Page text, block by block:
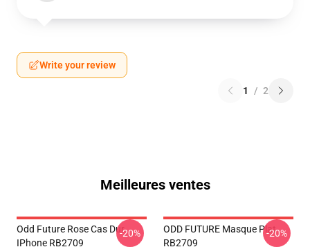
Write your review
1 / 2
Meilleures ventes
Odd Future Rose Cas Dur
IPhone RB2709
-20%
ODD FUTURE Masque Plat
RB2709
-20%